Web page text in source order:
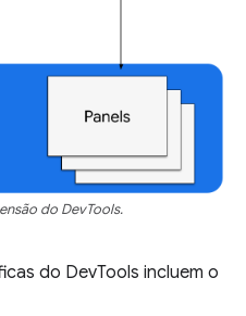
do DevTools.
do DevTools incluem o